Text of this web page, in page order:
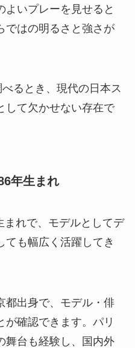
よいプレーを見せると
ではの明るさと強さが
るとき、現代の日本ス
して欠かせない存在で
年生まれ
まれで、モデルとしてデ
ても幅広く活躍してき
都出身で、モデル・俳
が確認できます。パリ
舞台も経験し、国内外